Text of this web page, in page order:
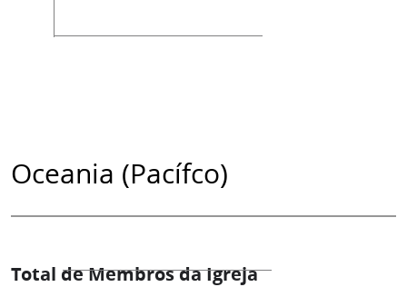
Oceania (Pacífco)
Total de Membros da Igreja